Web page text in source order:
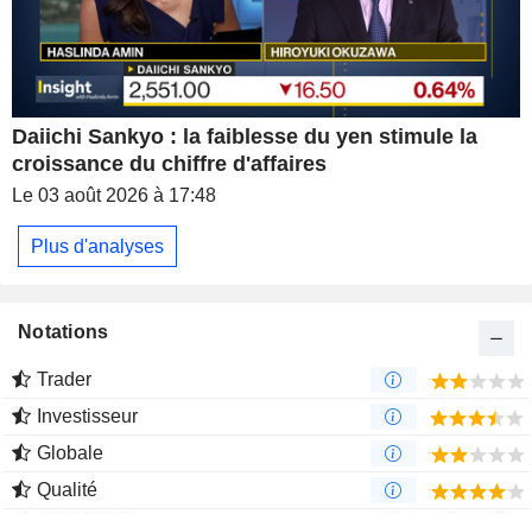
Daiichi Sankyo : la faiblesse du yen stimule la
croissance du chiffre d'affaires
Le 03 août 2026 à 17:48
Plus d'analyses
Notations
Trader
Investisseur
Globale
Qualité